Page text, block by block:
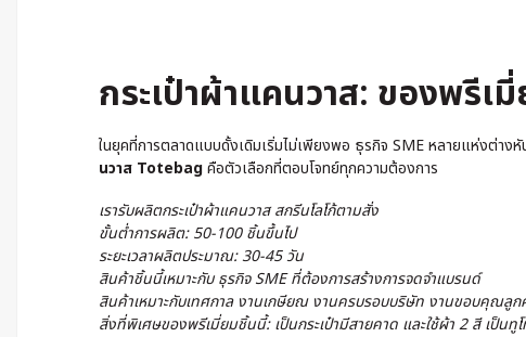
กระเป๋าผ้าแคนวาส: ของพรีเ
ในยุคที่การตลาดแบบดั้งเดิมเริ่มไม่เพียงพอ ธุรกิจ SME หลายแห่งต่าง
นวาส Totebagคือตัวเลือกที่ตอบโจทย์ทุกความต้องการ
เรารับผลิตกระเป๋าผ้าแคนวาส สกรีนโลโก้ตามสั่ง
ขั้นต่ำการผลิต: 50-100 ชิ้นขึ้นไป
ระยะเวลาผลิตประมาณ: 30-45 วัน
สินค้าชิ้นนี้เหมาะกับ ธุรกิจ SME ที่ต้องการสร้างการจดจำแบรนด์
สินค้าเหมาะกับเทศกาล งานเกษียณ งานครบรอบบริษัท งานขอบคุณลูก
สิ่งที่พิเศษของพรีเมี่ยมชิ้นนี้: เป็นกระเป๋ามีสายคาด และใช้ผ้า 2 สี เป็นทู